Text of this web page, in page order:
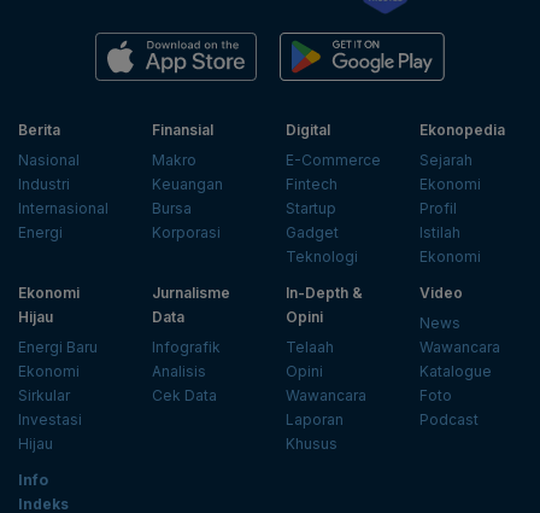
Berita
Nasional
Industri
Internasional
Energi
Finansial
Makro
Keuangan
Bursa
Korporasi
Digital
E-Commerce
Fintech
Startup
Gadget
Teknologi
Ekonopedia
Sejarah
Ekonomi
Profil
Istilah
Ekonomi
Ekonomi
Hijau
Energi Baru
Ekonomi
Sirkular
Investasi
Hijau
Jurnalisme
Data
Infografik
Analisis
Cek Data
In-Depth &
Opini
Telaah
Opini
Wawancara
Laporan
Khusus
Video
News
Wawancara
Katalogue
Foto
Podcast
Info
Indeks